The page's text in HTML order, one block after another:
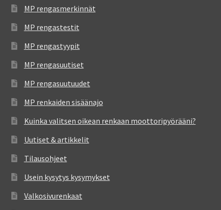
MP rengasmerkinnät
MP rengastestit
MP rengastyypit
MP rengasuutiset
MP rengasuutuudet
MP renkaiden sisäänajo
Kuinka valitsen oikean renkaan moottoripyörääni?
Uutiset & artikkelit
Tilausohjeet
Usein kysytys kysymykset
Valkosivurenkaat